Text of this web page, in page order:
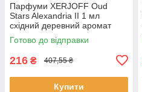
Парфуми XERJOFF Oud
Stars Alexandria II 1 мл
східний деревний аромат
розпив пробник нішева
парфумерія
Готово до відправки
216 ₴ 407,55 ₴
Купити